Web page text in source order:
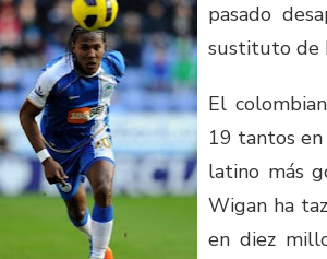
pasado
sustituto de
El
19 tantos
latino más
Wigan ha
en diez